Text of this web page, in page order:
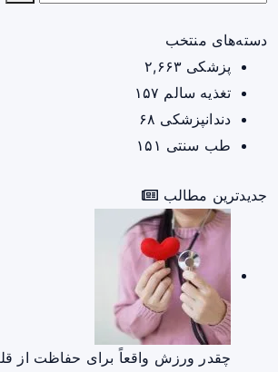
دسته‌های منتخب
پزشکی ۲,۶۶۳
تغذیه سالم ۱۵۷
دندانپزشکی ۶۸
طب سنتی ۱۵۱
جدیدترین مطالب
چقدر ورزش واقعاً برای حفاظت از